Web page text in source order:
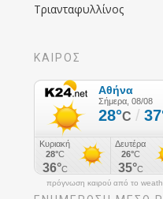
Τριανταφυλλίνος
ΚΑΙΡΟΣ
πρόγνωση καιρού από το